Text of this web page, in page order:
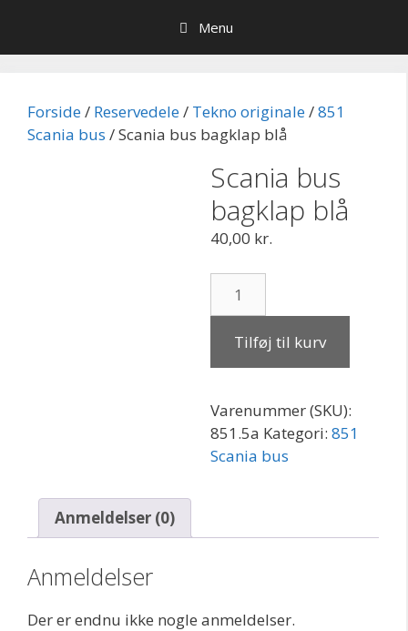
indhold
Menu
Forside/ Reservedele/ Tekno originale/851
Scania bus / Scania bus bagklap blå
Scania bus
bagklap blå
40,00 kr.
antal
Tilføj til kurv
Varenummer (SKU):
851.5a Kategori: 851
Scania bus
Anmeldelser (0)
Anmeldelser
Der er endnu ikke nogle anmeldelser.